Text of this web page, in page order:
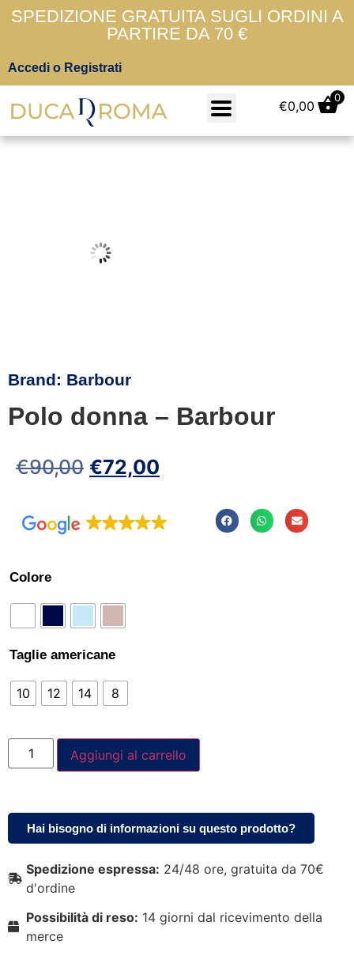
SPEDIZIONE GRATUITA SUGLI ORDINI A
PARTIRE DA 70 €
Accedi o Registrati
€0,00
0
Brand: Barbour
Polo donna – Barbour
€90,00 €72,00
Colore
Taglie americane
10 12 14 8
Aggiungi al carrello
Hai bisogno di informazioni su questo prodotto?
Spedizione espressa: 24/48 ore, gratuita da 70€
d'ordine
Possibilità di reso: 14 giorni dal ricevimento della
merce